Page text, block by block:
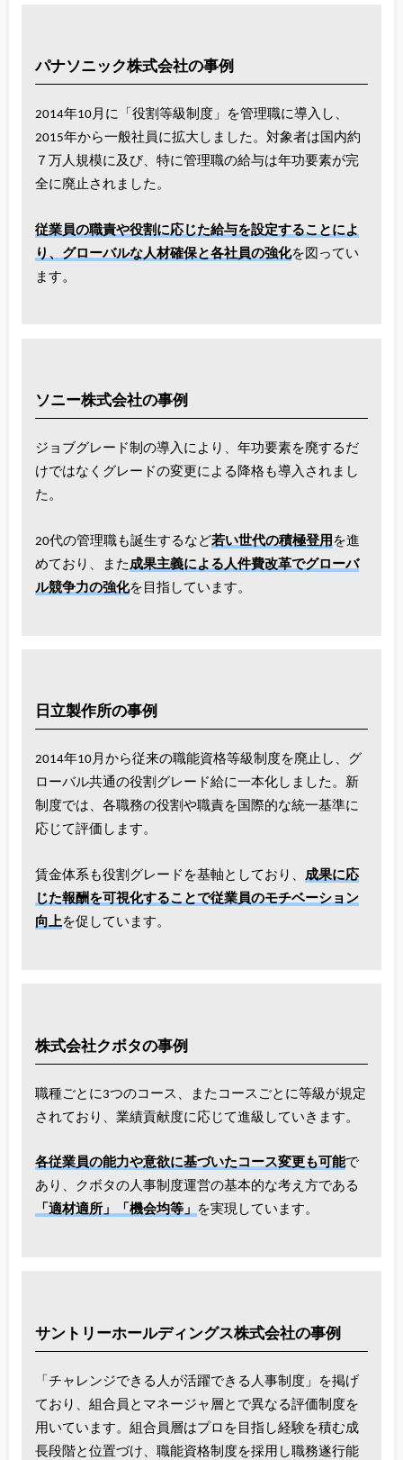
パナソニック株式会社の事例
2014年10月に「役割等級制度」を管理職に導入し、
2015年から一般社員に拡大しました。対象者は国内約
７万人規模に及び、特に管理職の給与は年功要素が完
全に廃止されました。
従業員の職責や役割に応じた給与を設定することによ
り、グローバルな人材確保と各社員の強化を図ってい
ます。
ソニー株式会社の事例
ジョブグレード制の導入により、年功要素を廃するだ
けではなくグレードの変更による降格も導入されまし
た。
20代の管理職も誕生するなど若い世代の積極登用 を進
めており、また成果主義による人件費改革でグローバ
ル競争力の強化を目指しています。
日立製作所の事例
2014年10月から従来の職能資格等級制度を廃止し、グ
ローバル共通の役割グレード給に一本化しました。新
制度では、各職務の役割や職責を国際的な統一基準に
応じて評価します。
賃金体系も役割グレードを基軸としており、成果に応
じた報酬を可視化することで従業員のモチベーション
向上を促しています。
株式会社クボタの事例
職種ごとに3つのコース、またコースごとに等級が規定
されており、業績貢献度に応じて進級していきます。
各従業員の能力や意欲に基づいたコース変更も可能で
あり、クボタの人事制度運営の基本的な考え方である
「適材適所」「機会均等」
を実現しています。
サントリーホールディングス株式会社の事例
「チャレンジできる人が活躍できる人事制度」を掲げ
ており、組合員と マネージャ層とで異なる評価制度を
用いています。組合員層はプロを目指し経験を積む成
長段階と位置づけ、職能資格制度を採用し職務遂行能